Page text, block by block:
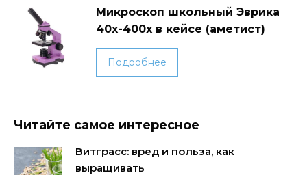
товара.
Микроскоп школьный Эврика
40х-400х в кейсе (аметист)
Подробнее
Читайте самое интересное
Витграсс: вред и польза, как
выращивать